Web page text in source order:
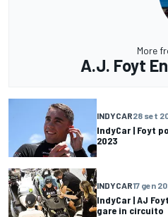
More
A.J. Foyt
INDYCAR28 set
IndyCar | Foyt
2023
INDYCAR17 gen
IndyCar | AJ
gare in circuito